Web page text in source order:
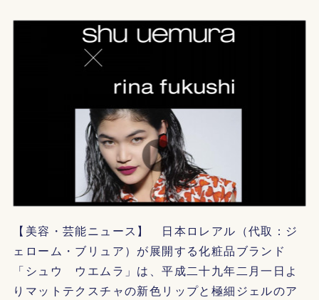
【美容・芸能ニュース】 日本ロレアル（代取：ジ
ェローム・ブリュア）が展開する化粧品ブランド
「シュウ ウエムラ」は、平成二十九年二月一日よ
りマットテクスチャの新色リップと極細ジェルのア